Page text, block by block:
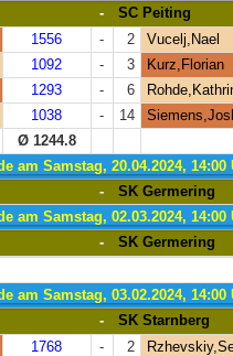
- SC Peiting
1556 - 2 Vucelj,Nael
1092 - 3 Kurz,Florian
1293 - 6
1038 - 14
Ø 1244.8
am Samstag, 20.04.2024, 14:00
-
SK Germering
am Samstag, 02.03.2024, 14:00
- SK Germering
am Samstag, 03.02.2024, 14:00
- SK Starnberg
1768 - 2